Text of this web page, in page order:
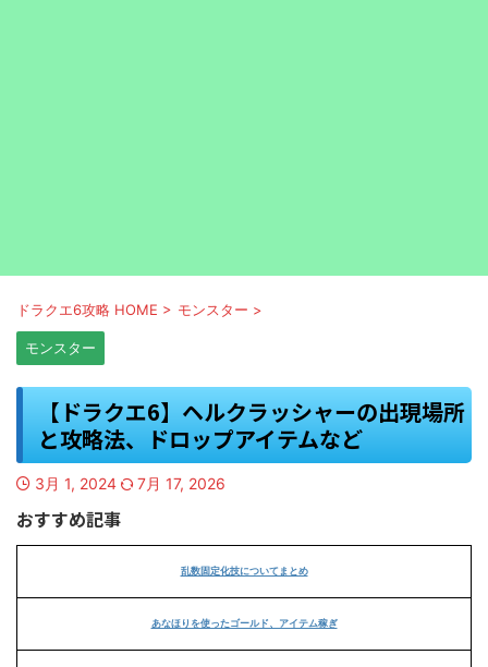
ドラクエ6攻略 HOME > モンスター >
モンスター
【ドラクエ6】ヘルクラッシャーの出現場所
と攻略法、ドロップアイテムなど
3月 1, 2024 7月 17, 2026
おすすめ記事
乱数固定化技についてまとめ
あなほりを使ったゴールド、アイテム稼ぎ